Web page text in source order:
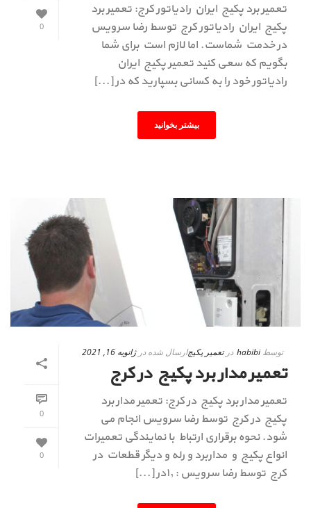
0
تعمیر برد پکیج ایران رادیاتور کرج: تعمیر برد
پکیج ایران رادیاتور کرج توسط رضا سرویس
در خدمت شماست. اما لازم است برای شما
بگویم که سعی کنید تعمیر پکیج ایران
رادیاتور خود را به کسانی بسپارید که در [...]
بیشتر بخوانید
0
0
توسط habibi درتعمیر پکیجارسال شده درژانویه 16, 2021
تعمیر مدار برد پکیج در کرج
تعمیر مدار برد پکیج در کرج: تعمیر مدار برد
پکیج در کرج توسط رضا سرویس انجام می
شود. نحوه برقراری ارتباط با نمایندگی تعمیرات
انواع پکیج و مداربرد و رله و دیگر قطعات در
کرج توسط رضا سرویس : ۱٫در [...]